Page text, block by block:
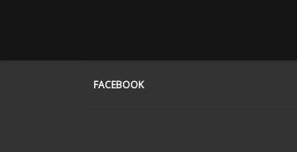
FACEBOOK